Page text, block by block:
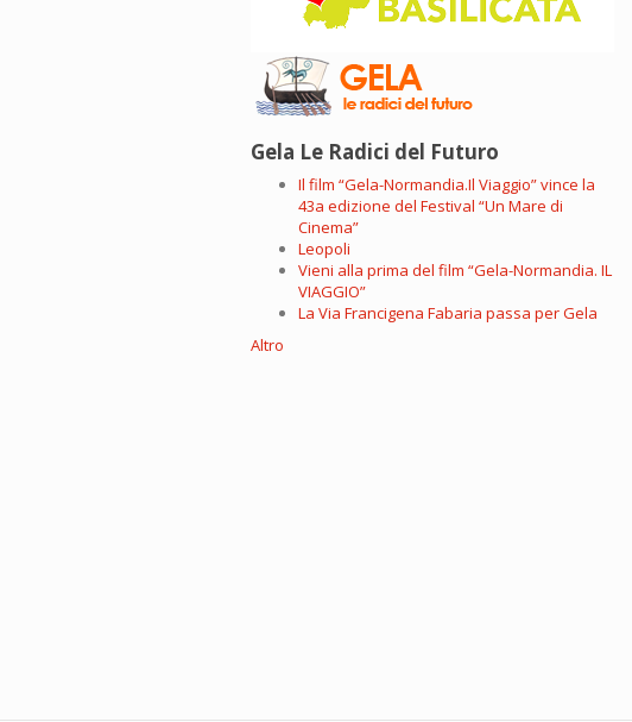
Gela Le Radici del Futuro
Il film “Gela-Normandia.Il Viaggio” vince la
43a edizione del Festival “Un Mare di
Cinema”
Leopoli
Vieni alla prima del film “Gela-Normandia. IL
VIAGGIO”
La Via Francigena Fabaria passa per Gela
Altro